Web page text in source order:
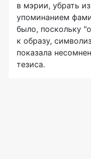
в мэрии, убрать
упоминанием
было, поскольку
к образу,
показала
тезиса.